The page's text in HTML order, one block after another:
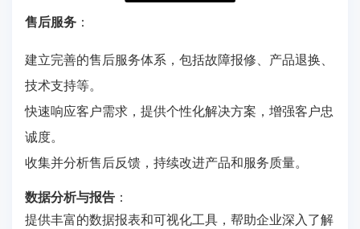
售后服务 ：
建立完善的售后服务体系，包括故障报修、产品退换、
技术支持等。
快速响应客户需求，提供个性化解决方案，增强客户忠
诚度。
收集并分析售后反馈，持续改进产品和服务质量。
数据分析与报告 ：
提供丰富的数据报表和可视化工具，帮助企业深入了解